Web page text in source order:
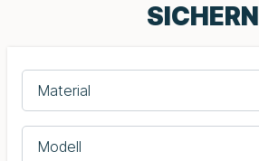
SICHERN
Material
Modell